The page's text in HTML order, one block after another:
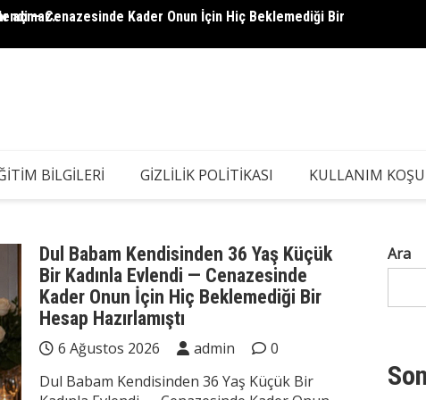
— Cenazesinde Kader Onun İçin Hiç Beklemediği Bir
açmaz..
5
BILGILERI GIZLILIK POLITIKASI KULLANIM
Dul Babam Kendisinden 36 Yaş Küçük
Bir Kadınla Evlendi — Cenazesinde
Kader Onun İçin Hiç Beklemediği Bir
Hesap Hazırlamıştı
6 Ağustos 2026 admin
0
Dul Babam Kendisinden 36 Yaş Küçük Bir
Ara